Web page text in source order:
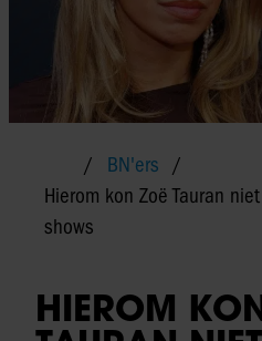
BN'ers
Hierom kon Zoë Tauran
shows
HIEROM